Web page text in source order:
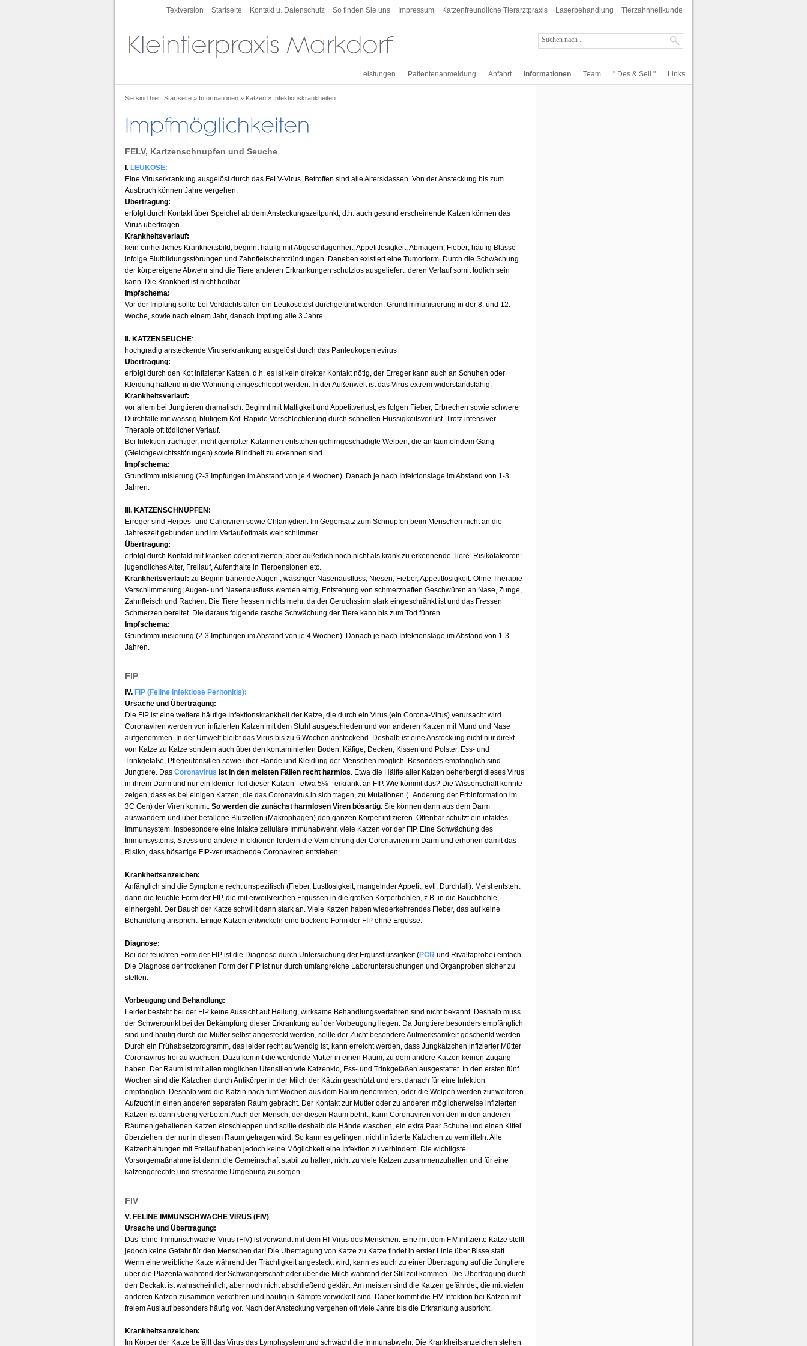
Textversion Startseite Kontakt u. Datenschutz So finden Sie uns Impressum Katzenfreundliche Tierarztpraxis Laserbehandlung Tierzahnheilkunde
Leistungen Patientenanmeldung Anfahrt Informationen Team " Des & Sell " Links
Sie sind hier: Startseite » Informationen » Katzen » Infektionskrankheiten
FELV, Kartzenschnupfen und Seuche
I. LEUKOSE:
Eine Viruserkrankung ausgelöst durch das FeLV-Virus. Betroffen sind alle Altersklassen. Von der Ansteckung bis zum
Ausbruch können Jahre vergehen.
Übertragung:
erfolgt durch Kontakt über Speichel ab dem Ansteckungszeitpunkt, d.h. auch gesund erscheinende Katzen können das
Virus übertragen.
Krankheitsverlauf:
kein einheitliches Krankheitsbild; beginnt häufig mit Abgeschlagenheit, Appetitlosigkeit, Abmagern, Fieber; häufig Blässe
infolge Blutbildungsstörungen und Zahnfleischentzündungen. Daneben existiert eine Tumorform. Durch die Schwächung
der körpereigene Abwehr sind die Tiere anderen Erkrankungen schutzlos ausgeliefert, deren Verlauf somit tödlich sein
kann. Die Krankheit ist nicht heilbar.
Impfschema:
Vor der Impfung sollte bei Verdachtsfällen ein Leukosetest durchgeführt werden. Grundimmunisierung in der 8. und 12.
Woche, sowie nach einem Jahr, danach Impfung alle 3 Jahre.
II. KATZENSEUCHE:
hochgradig ansteckende Viruserkrankung ausgelöst durch das Panleukopenievirus
Übertragung:
erfolgt durch den Kot infizierter Katzen, d.h. es ist kein direkter Kontakt nötig, der Erreger kann auch an Schuhen oder
Kleidung haftend in die Wohnung eingeschleppt werden. In der Außenwelt ist das Virus extrem widerstandsfähig.
Krankheitsverlauf:
vor allem bei Jungtieren dramatisch. Beginnt mit Mattigkeit und Appetitverlust, es folgen Fieber, Erbrechen sowie schwere
Durchfälle mit wässrig-blutigem Kot. Rapide Verschlechterung durch schnellen Flüssigkeitsverlust. Trotz intensiver
Therapie oft tödlicher Verlauf.
Bei Infektion trächtiger, nicht geimpfter Kätzinnen entstehen gehirngeschädigte Welpen, die an taumelndem Gang
(Gleichgewichtsstörungen) sowie Blindheit zu erkennen sind.
Impfschema:
Grundimmunisierung (2-3 Impfungen im Abstand von je 4 Wochen). Danach je nach Infektionslage im Abstand von 1-3
Jahren.
III. KATZENSCHNUPFEN:
Erreger sind Herpes- und Caliciviren sowie Chlamydien. Im Gegensatz zum Schnupfen beim Menschen nicht an die
Jahreszeit gebunden und im Verlauf oftmals weit schlimmer.
Übertragung:
erfolgt durch Kontakt mit kranken oder infizierten, aber äußerlich noch nicht als krank zu erkennende Tiere. Risikofaktoren:
jugendliches Alter, Freilauf, Aufenthalte in Tierpensionen etc.
Krankheitsverlauf: zu Beginn tränende Augen , wässriger Nasenausfluss, Niesen, Fieber, Appetitlosigkeit. Ohne Therapie
Verschlimmerung; Augen- und Nasenausfluss werden eitrig, Entstehung von schmerzhaften Geschwüren an Nase, Zunge,
Zahnfleisch und Rachen. Die Tiere fressen nichts mehr, da der Geruchssinn stark eingeschränkt ist und das Fressen
Schmerzen bereitet. Die daraus folgende rasche Schwächung der Tiere kann bis zum Tod führen.
Impfschema:
Grundimmunisierung (2-3 Impfungen im Abstand von je 4 Wochen). Danach je nach Infektionslage im Abstand von 1-3
Jahren.
FIP
IV. FIP (Feline infektiose Peritonitis):
Ursache und Übertragung:
Die FIP ist eine weitere häufige Infektionskrankheit der Katze, die durch ein Virus (ein Corona-Virus) verursacht wird.
Coronaviren werden von infizierten Katzen mit dem Stuhl ausgeschieden und von anderen Katzen mit Mund und Nase
aufgenommen. In der Umwelt bleibt das Virus bis zu 6 Wochen ansteckend. Deshalb ist eine Ansteckung nicht nur direkt
von Katze zu Katze sondern auch über den kontaminierten Boden, Käfige, Decken, Kissen und Polster, Ess- und
Trinkgefäße, Pflegeutensilien sowie über Hände und Kleidung der Menschen möglich. Besonders empfänglich sind
Jungtiere. Das Coronavirus ist in den meisten Fällen recht harmlos. Etwa die Hälfte aller Katzen beherbergt dieses Virus
in ihrem Darm und nur ein kleiner Teil dieser Katzen - etwa 5% - erkrankt an FIP. Wie kommt das? Die Wissenschaft konnte
zeigen, dass es bei einigen Katzen, die das Coronavirus in sich tragen, zu Mutationen (=Änderung der Erbinformation im
3C Gen) der Viren kommt. So werden die zunächst harmlosen Viren bösartig. Sie können dann aus dem Darm
auswandern und über befallene Blutzellen (Makrophagen) den ganzen Körper infizieren. Offenbar schützt ein intaktes
Immunsystem, insbesondere eine intakte zelluläre Immunabwehr, viele Katzen vor der FIP. Eine Schwächung des
Immunsystems, Stress und andere Infektionen fördern die Vermehrung der Coronaviren im Darm und erhöhen damit das
Risiko, dass bösartige FIP-verursachende Coronaviren entstehen.
Krankheitsanzeichen:
Anfänglich sind die Symptome recht unspezifisch (Fieber, Lustlosigkeit, mangelnder Appetit, evtl. Durchfall). Meist entsteht
dann die feuchte Form der FIP, die mit eiweißreichen Ergüssen in die großen Körperhöhlen, z.B. in die Bauchhöhle,
einhergeht. Der Bauch der Katze schwillt dann stark an. Viele Katzen haben wiederkehrendes Fieber, das auf keine
Behandlung anspricht. Einige Katzen entwickeln eine trockene Form der FIP ohne Ergüsse.
Diagnose:
Bei der feuchten Form der FIP ist die Diagnose durch Untersuchung der Ergussflüssigkeit (PCR und Rivaltaprobe) einfach.
Die Diagnose der trockenen Form der FIP ist nur durch umfangreiche Laboruntersuchungen und Organproben sicher zu
stellen.
Vorbeugung und Behandlung:
Leider besteht bei der FIP keine Aussicht auf Heilung, wirksame Behandlungsverfahren sind nicht bekannt. Deshalb muss
der Schwerpunkt bei der Bekämpfung dieser Erkrankung auf der Vorbeugung liegen. Da Jungtiere besonders empfänglich
sind und häufig durch die Mutter selbst angesteckt werden, sollte der Zucht besondere Aufmerksamkeit geschenkt werden.
Durch ein Frühabsetzprogramm, das leider recht aufwendig ist, kann erreicht werden, dass Jungkätzchen infizierter Mütter
Coronavirus-frei aufwachsen. Dazu kommt die werdende Mutter in einen Raum, zu dem andere Katzen keinen Zugang
haben. Der Raum ist mit allen möglichen Utensilien wie Katzenklo, Ess- und Trinkgefäßen ausgestattet. In den ersten fünf
Wochen sind die Kätzchen durch Antikörper in der Milch der Kätzin geschützt und erst danach für eine Infektion
empfänglich. Deshalb wird die Kätzin nach fünf Wochen aus dem Raum genommen, oder die Welpen werden zur weiteren
Aufzucht in einen anderen separaten Raum gebracht. Der Kontakt zur Mutter oder zu anderen möglicherweise infizierten
Katzen ist dann streng verboten. Auch der Mensch, der diesen Raum betritt, kann Coronaviren von den in den anderen
Räumen gehaltenen Katzen einschleppen und sollte deshalb die Hände waschen, ein extra Paar Schuhe und einen Kittel
überziehen, der nur in diesem Raum getragen wird. So kann es gelingen, nicht infizierte Kätzchen zu vermitteln. Alle
Katzenhaltungen mit Freilauf haben jedoch keine Möglichkeit eine Infektion zu verhindern. Die wichtigste
Vorsorgemaßnahme ist dann, die Gemeinschaft stabil zu halten, nicht zu viele Katzen zusammenzuhalten und für eine
katzengerechte und stressarme Umgebung zu sorgen.
FIV
V. FELINE IMMUNSCHWÄCHE VIRUS (FIV)
Ursache und Übertragung:
Das feline-Immunschwäche-Virus (FIV) ist verwandt mit dem HI-Virus des Menschen. Eine mit dem FIV infizierte Katze stellt
jedoch keine Gefahr für den Menschen dar! Die Übertragung von Katze zu Katze findet in erster Linie über Bisse statt.
Wenn eine weibliche Katze während der Trächtigkeit angesteckt wird, kann es auch zu einer Übertragung auf die Jungtiere
über die Plazenta während der Schwangerschaft oder über die Milch während der Stillzeit kommen. Die Übertragung durch
den Deckakt ist wahrscheinlich, aber noch nicht abschließend geklärt. Am meisten sind die Katzen gefährdet, die mit vielen
anderen Katzen zusammen verkehren und häufig in Kämpfe verwickelt sind. Daher kommt die FIV-Infektion bei Katzen mit
freiem Auslauf besonders häufig vor. Nach der Ansteckung vergehen oft viele Jahre bis die Erkrankung ausbricht.
Krankheitsanzeichen:
Im Körper der Katze befällt das Virus das Lymphsystem und schwächt die Immunabwehr. Die Krankheitsanzeichen stehen